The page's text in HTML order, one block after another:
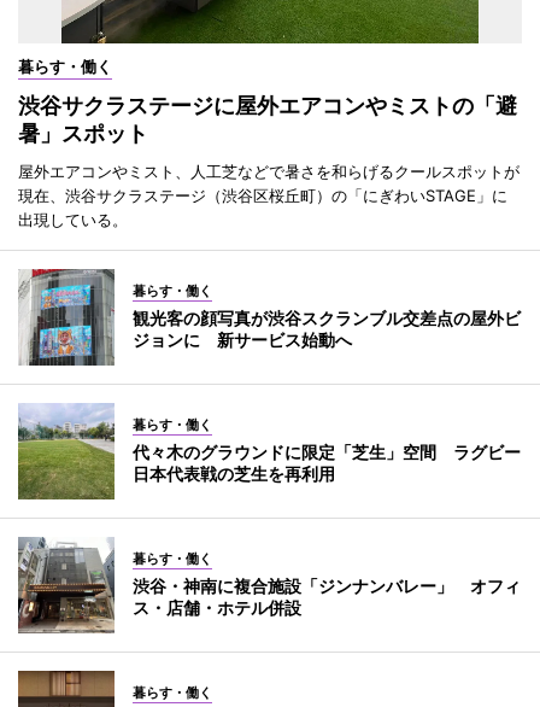
暮らす・働く
渋谷サクラステージに屋外エアコンやミストの「避
暑」スポット
屋外エアコンやミスト、人工芝などで暑さを和らげるクールスポットが
現在、渋谷サクラステージ（渋谷区桜丘町）の「にぎわいSTAGE」に
出現している。
暮らす・働く
観光客の顔写真が渋谷スクランブル交差点の屋外ビ
ジョンに 新サービス始動へ
暮らす・働く
代々木のグラウンドに限定「芝生」空間 ラグビー
日本代表戦の芝生を再利用
暮らす・働く
渋谷・神南に複合施設「ジンナンバレー」 オフィ
ス・店舗・ホテル併設
暮らす・働く